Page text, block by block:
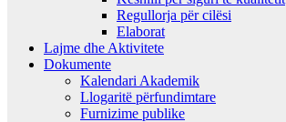
Regullorja për cilësi
Elaborat
Lajme dhe Aktivitete
Dokumente
Kalendari Akademik
Llogaritë përfundimtare
Furnizime publike